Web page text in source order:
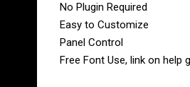
No Plugin Required
Easy to Customize
Panel Control
Free Font Use, link on help